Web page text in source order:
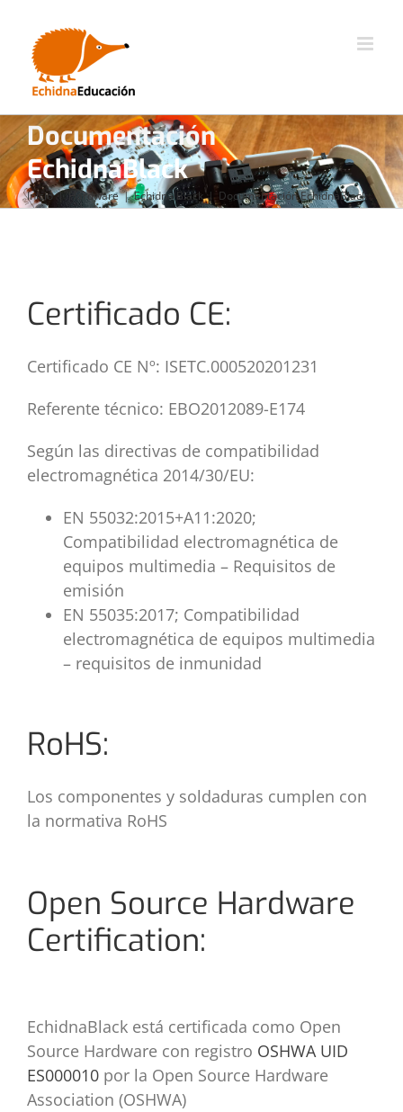
contenido
Documentación
EchidnaBlack
Inicio Hardware Echidna Black Documentación EchidnaBlack
Certificado CE:
Certificado CE Nº: ISETC.000520201231
Referente técnico: EBO2012089-E174
Según las directivas de compatibilidad
electromagnética 2014/30/EU:
EN 55032:2015+A11:2020;
Compatibilidad electromagnética de
equipos multimedia – Requisitos de
emisión
EN 55035:2017; Compatibilidad
electromagnética de equipos multimedia
– requisitos de inmunidad
RoHS:
Los componentes y soldaduras cumplen con
la normativa RoHS
Open Source Hardware
Certification:
EchidnaBlack está certificada como Open
Source Hardware con registro OSHWA UID
ES000010 por la Open Source Hardware
Association (OSHWA)